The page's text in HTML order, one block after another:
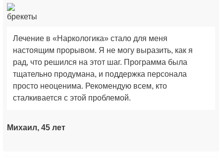
Лечение в «Наркологика» стало для меня
настоящим прорывом. Я не могу выразить, как я
рад, что решился на этот шаг. Программа была
тщательно продумана, и поддержка персонала
просто неоценима. Рекомендую всем, кто
сталкивается с этой проблемой.
Михаил, 45 лет